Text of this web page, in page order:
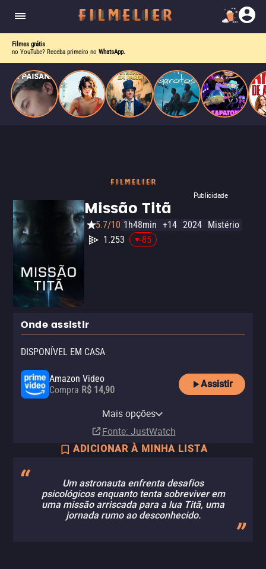
Filmes grátis
no YouTube? Receba primeiro no WhatsApp.
Publicidade
Missão Titã
5.7/10 1h48min +14 2024 Mistério
1.253
-85
Onde assistir
DISPONÍVEL EM CASA
Amazon Video
Compra R$ 14,90
Assistir
R$ 14,90
Mais opções
Fonte: JustWatch
ADICIONAR À MINHA LISTA
Um astronauta enfrenta desafios
psicológicos enquanto tenta sobreviver em
uma missão arriscada para a lua Titã, uma
jornada rumo ao desconhecido.
quando se apaixona por um de seus alvos.